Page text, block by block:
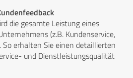
die gesamte Leistung eines
(z.B. Kundenservice,
erhalten Sie einen detaillierten
und Dienstleistungsqualität